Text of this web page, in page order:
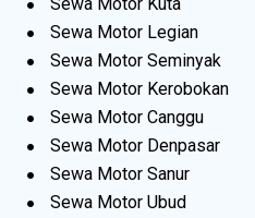
Sewa Motor Legian
Sewa Motor Seminyak
Sewa Motor Kerobokan
Sewa Motor Canggu
Sewa Motor Denpasar
Sewa Motor Sanur
Sewa Motor Ubud